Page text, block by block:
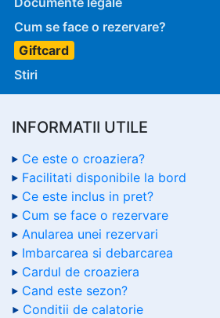
Cum se face o rezervare?
Giftcard
Stiri
INFORMATII UTILE
Ce este o croaziera?
Facilitati disponibile la bord
Ce este inclus in pret?
Cum se face o rezervare
Anularea unei rezervari
Imbarcarea si debarcarea
Cardul de croaziera
Cand este sezon?
Conditii de calatorie